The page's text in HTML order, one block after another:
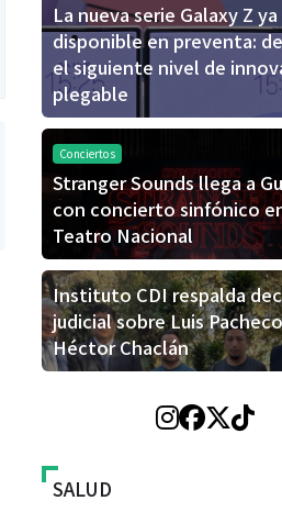
La nueva serie Galaxy Z
disponible en preventa:
el siguiente nivel de
plegable
Conciertos
Stranger Sounds llega a
con concierto sinfónico
Teatro Nacional
Instituto CDI respalda
judicial sobre Luis
Héctor Chaclán
SALUD